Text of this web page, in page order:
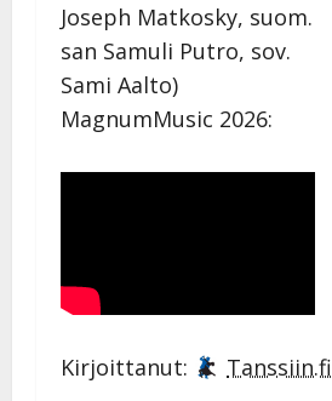
Joseph Matkosky, suom.
san Samuli Putro, sov.
Sami Aalto)
MagnumMusic 2026:
Kirjoittanut: Tanssiin.fi